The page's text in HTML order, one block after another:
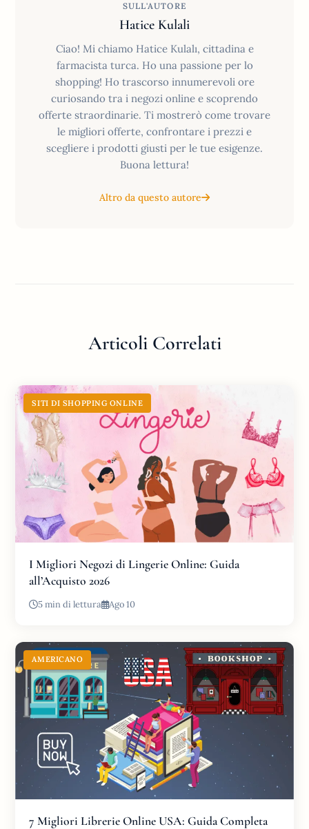
SULL'AUTORE
Hatice Kulali
Ciao! Mi chiamo Hatice Kulalı, cittadina e
farmacista turca. Ho una passione per lo
shopping! Ho trascorso innumerevoli ore
curiosando tra i negozi online e scoprendo
offerte straordinarie. Ti mostrerò come trovare
le migliori offerte, confrontare i prezzi e
scegliere i prodotti giusti per le tue esigenze.
Buona lettura!
Altro da questo autore
Articoli Correlati
SITI DI SHOPPING ONLINE
I Migliori Negozi di Lingerie Online: Guida
all’Acquisto 2026
5 min di lettura Ago 10
AMERICANO
7 Migliori Librerie Online USA: Guida Completa